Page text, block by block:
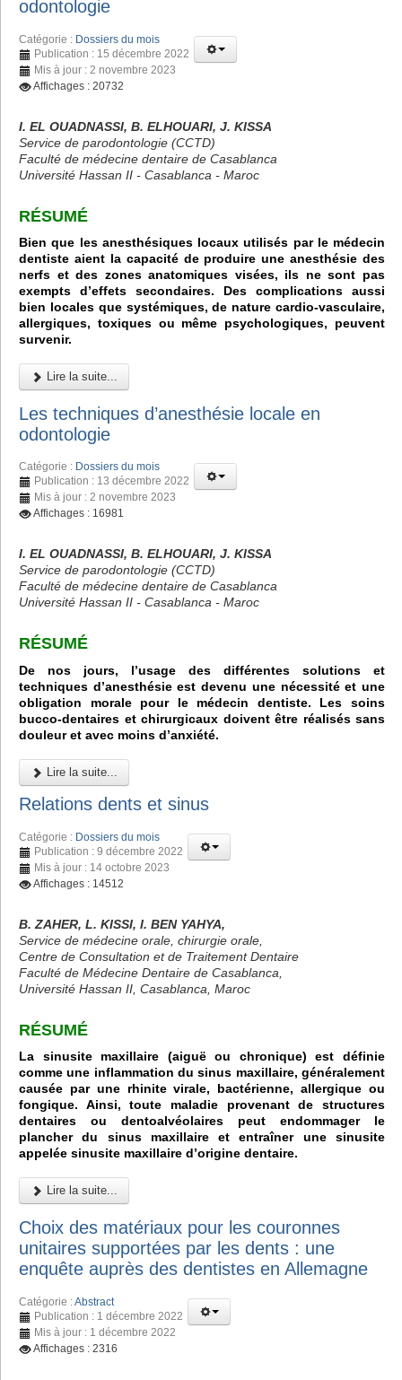
odontologie
Catégorie : Dossiers du mois
Publication : 15 décembre 2022
Mis à jour : 2 novembre 2023
Affichages : 20732
I. EL OUADNASSI, B. ELHOUARI, J. KISSA
Service de parodontologie (CCTD)
Faculté de médecine dentaire de Casablanca
Université Hassan II - Casablanca - Maroc
RÉSUMÉ
Bien que les anesthésiques locaux utilisés par le médecin
dentiste aient la capacité de produire une anesthésie des
nerfs et des zones anatomiques visées, ils ne sont pas
exempts d’effets secondaires. Des complications aussi
bien locales que systémiques, de nature cardio-vasculaire,
allergiques, toxiques ou même psychologiques, peuvent
survenir.
Lire la suite...
Les techniques d’anesthésie locale en
odontologie
Catégorie : Dossiers du mois
Publication : 13 décembre 2022
Mis à jour : 2 novembre 2023
Affichages : 16981
I. EL OUADNASSI, B. ELHOUARI, J. KISSA
Service de parodontologie (CCTD)
Faculté de médecine dentaire de Casablanca
Université Hassan II - Casablanca - Maroc
RÉSUMÉ
De nos jours, l’usage des différentes solutions et
techniques d’anesthésie est devenu une nécessité et une
obligation morale pour le médecin dentiste. Les soins
bucco-dentaires et chirurgicaux doivent être réalisés sans
douleur et avec moins d’anxiété.
Lire la suite...
Relations dents et sinus
Catégorie : Dossiers du mois
Publication : 9 décembre 2022
Mis à jour : 14 octobre 2023
Affichages : 14512
B. ZAHER, L. KISSI, I. BEN YAHYA,
Service de médecine orale, chirurgie orale,
Centre de Consultation et de Traitement Dentaire
Faculté de Médecine Dentaire de Casablanca,
Université Hassan II, Casablanca, Maroc
RÉSUMÉ
La sinusite maxillaire (aiguë ou chronique) est définie
comme une inflammation du sinus maxillaire, généralement
causée par une rhinite virale, bactérienne, allergique ou
fongique. Ainsi, toute maladie provenant de structures
dentaires ou dentoalvéolaires peut endommager le
plancher du sinus maxillaire et entraîner une sinusite
appelée sinusite maxillaire d’origine dentaire.
Lire la suite...
Choix des matériaux pour les couronnes
unitaires supportées par les dents : une
enquête auprès des dentistes en Allemagne
Catégorie :Abstract
Publication : 1 décembre 2022
Mis à jour : 1 décembre 2022
Affichages : 2316